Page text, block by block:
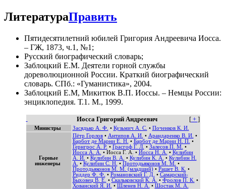
ЛитератураПравить
Пятидесятилетний юбилей Григория Андреевича Иосса.
– ГЖ, 1873, ч.1, №1;
Русский биографический словарь;
Заблоцкий Е.М. Деятели горной службы
дореволюционной России. Краткий биографический
словарь. СПб.: «Гуманистика», 2004.
Заблоцкий Е.М, Микитюк В.П. Иоссы. – Немцы России:
энциклопедия. Т.1. М., 1999.
[+ ]
Иосса Григорий Андреевич
Министры Засядько А. Ф. • Кузьмич А. С. • Поченков К. И.
Горные
инженеры
Пётр Горлов• Антипов А. И. • Арандаренко В. И. •
Барбот де Марни Е. Н. • Барбот де Марни Н. П. •
Гернгрос А. Р. • Грасгоф Г. Л. • Залесов П. М. •
Иосса А. А.
• Иосса Г. А. • Иосса Н. А. • Кулибин
А. И. • Кулибин В. А. • Кулибин К. А. • Кулибин Н.
А.
• Кулибин С. Н. • Протодьяконов М. М. •
Протодьяконов М. М. (младший)• Рашет В. К. •
Риддер Ф. Ф. • Романовский Г. Д. • Самарский-
Быховец В. Е. • Скальковский К. А. • Фролов П. К. •
Хованский Я. И. • Шленев Н. А. • Шостак М. А.